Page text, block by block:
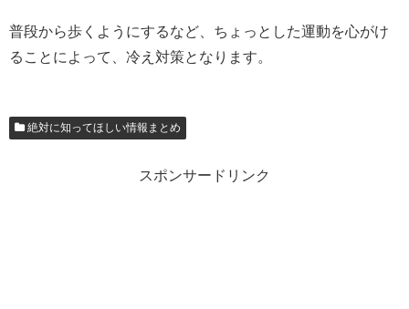
普段から歩くようにするなど、ちょっとした運動を心がけ
ることによって、冷え対策となります。
絶対に知ってほしい情報まとめ
スポンサードリンク